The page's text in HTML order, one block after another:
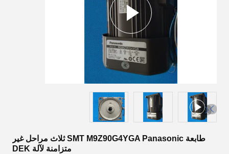
طابعة SMT M9Z90G4YGA Panasonic ثلاث مراحل غير
متزامنة لآلة DEK